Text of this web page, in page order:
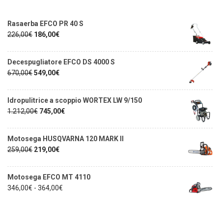
Rasaerba EFCO PR 40 S
226,00€ 186,00€
Decespugliatore EFCO DS 4000 S
670,00€549,00€
Idropulitrice a scoppio WORTEX LW 9/150
1.212,00€ 745,00€
Motosega HUSQVARNA 120 MARK II
259,00€ 219,00€
Motosega EFCO MT 4110
346,00€ - 364,00€